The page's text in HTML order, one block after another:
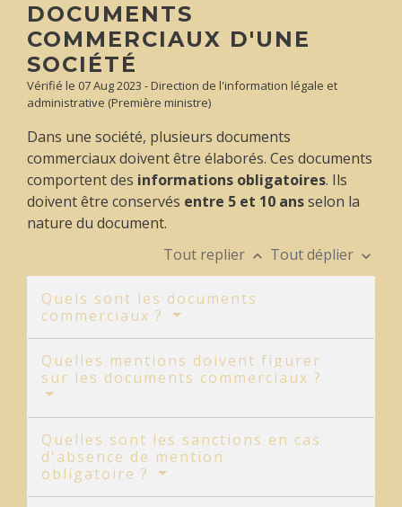
DOCUMENTS
COMMERCIAUX D'UNE
SOCIÉTÉ
Vérifié le 07 Aug 2023 - Direction de l'information légale et
administrative (Première ministre)
Dans une société, plusieurs documents
commerciaux doivent être élaborés. Ces documents
comportent des informations obligatoires. Ils
doivent être conservés entre 5 et 10 ansselon la
nature du document.
Tout replier keyboard_arrow_up Tout déplier keyboard_arrow_down
Quels sont les documents
commerciaux ?
Quelles mentions doivent figurer
sur les documents commerciaux ?
Quelles sont les sanctions en cas
d'absence de mention
obligatoire ?